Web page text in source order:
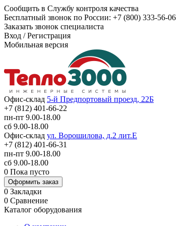
Сообщить в Службу контроля качества
Бесплатный звонок по России: +7 (800) 333-56-06
Заказать звонок специалиста
Вход /Регистрация
Мобильная версия
Офис-склад 5-й Предпортовый проезд, 22Б
+7 (812) 401-66-22
пн-пт 9.00-18.00
сб 9.00-18.00
Офис-склад ул. Ворошилова, д.2 лит.Е
+7 (812) 401-66-31
пн-пт 9.00-18.00
сб 9.00-18.00
0 Пока пусто
Оформить заказ
0 Закладки
0 Сравнение
Каталог оборудования